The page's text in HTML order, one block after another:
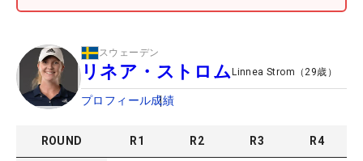
スウェーデン
リネア・ストロムLinnea Strom （ 29歳）
プロフィール成績
ROUND R1 R2 R3 R4